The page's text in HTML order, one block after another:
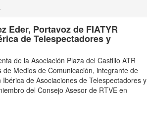
Eder, Portavoz de FIATYR
de Telespectadores y
de la Asociación Plaza del Castillo ATR
de Medios de Comunicación, integrante de
Ibérica de Asociaciones de Telespectadores y
del Consejo Asesor de RTVE en